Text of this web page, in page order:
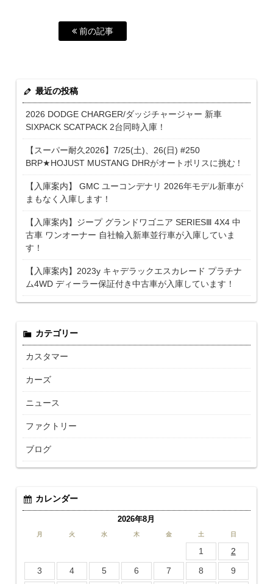
前の記事
最近の投稿
2026 DODGE CHARGER/ダッジチャージャー 新車
SIXPACK SCATPACK 2台同時入庫！
【スーパー耐久2026】7/25(土)、26(日) #250
BRP★HOJUST MUSTANG DHRがオートポリスに挑む！
【入庫案内】 GMC ユーコンデナリ 2026年モデル新車が
まもなく入庫します！
【入庫案内】ジープ グランドワゴニア SERIESⅢ 4X4 中
古車 ワンオーナー 自社輸入新車並行車が入庫していま
す！
【入庫案内】2023y キャデラックエスカレード プラチナ
ム4WD ディーラー保証付き中古車が入庫しています！
カテゴリー
カスタマー
カーズ
ニュース
ファクトリー
ブログ
カレンダー
2026年8月
月 火 水 木 金 土 日
1
2
3
4 5 6 7 8
9